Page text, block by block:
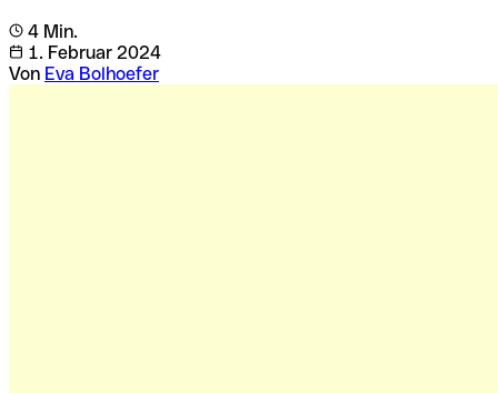
4 Min.
1. Februar 2024
Von Eva Bolhoefer